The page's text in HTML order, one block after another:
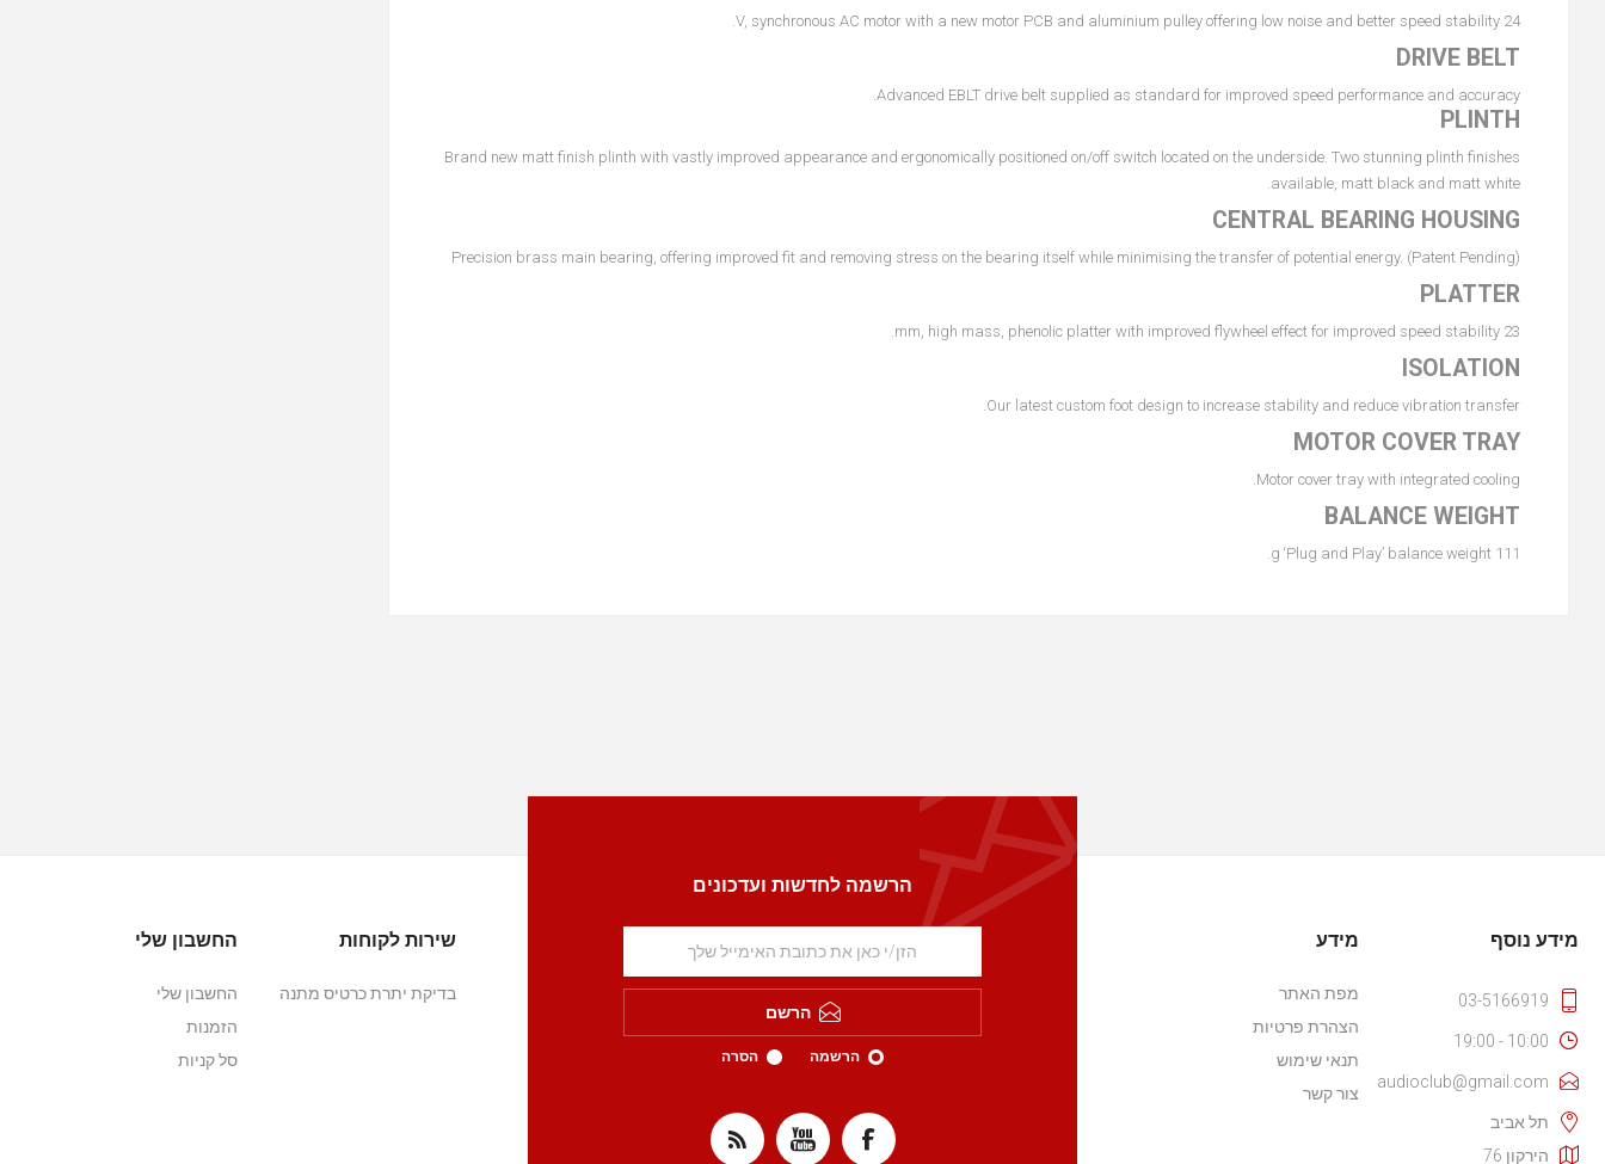
24 V, synchronous AC motor with a new motor PCB and aluminium pulley offering low noise and better speed stability.
DRIVE BELT
Advanced EBLT drive belt supplied as standard for improved speed performance and accuracy.
PLINTH
Brand new matt finish plinth with vastly improved appearance and ergonomically positioned on/off switch located on the underside. Two stunning plinth finishes
available, matt black and matt white.
CENTRAL BEARING HOUSING
Precision brass main bearing, offering improved fit and removing stress on the bearing itself while minimising the transfer of potential energy. (Patent Pending)
PLATTER
23 mm, high mass, phenolic platter with improved flywheel effect for improved speed stability.
ISOLATION
Our latest custom foot design to increase stability and reduce vibration transfer.
MOTOR COVER TRAY
Motor cover tray with integrated cooling.
BALANCE WEIGHT
111 g ‘Plug and Play’ balance weight.
הרשמה לחדשות ועדכונים
הרשם
הרשמה הסרה
מידע נוסף
03-5166919
10:00 - 19:00
audioclub@gmail.com
תל אביב
הירקון 76
מידע
מפת האתר
הצהרת פרטיות
תנאי שימוש
צור קשר
שירות לקוחות
בדיקת יתרת כרטיס מתנה
החשבון שלי
החשבון שלי
הזמנות
סל קניות